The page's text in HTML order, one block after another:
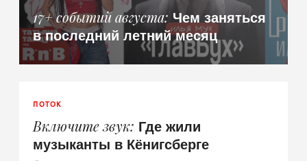
17+ событий августа Чем заняться
в последний летний месяц
ПОТОК
Включите звук Где жили
музыканты в Кёнигсберге